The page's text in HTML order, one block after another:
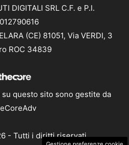
DIGITALI SRL C.F. e P.I.
(CE) 81051, Via VERDI, 3
ROC 34839
questo sito sono gestite da
- Tutti i diritti riservati